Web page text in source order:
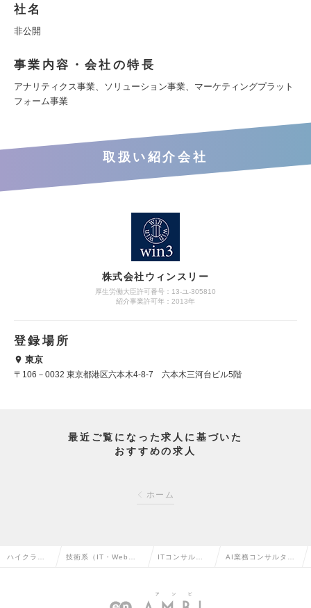
社名
非公開
事業内容・会社の特長
アナリティクス事業、ソリューション事業、マーケティングプラット
フォーム事業
取扱い紹介会社
株式会社ウィンスリー
厚生労働大臣許可番号：13-ユ-305810
紹介事業許可年：2013年
登録場所
東京
〒106－0032 東京都港区六本木4-8-7 六本木三河台ビル5階
最近ご覧になった求人に基づいた
おすすめの求人
ホーム
ハイクラス 技術系（IT・Web・ ITコンサルタ AI業務コンサルタン